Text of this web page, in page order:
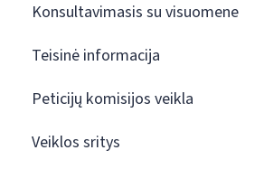
Konsultavimasis su visuomene
Teisinė informacija
Peticijų komisijos veikla
Veiklos sritys